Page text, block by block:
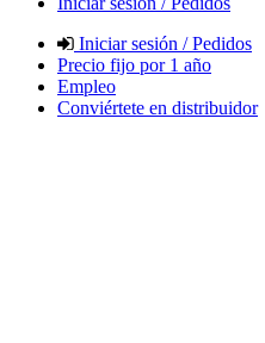
Iniciar sesión / Pedidos
Precio fijo por 1 año
Empleo
Conviértete en distribuidor